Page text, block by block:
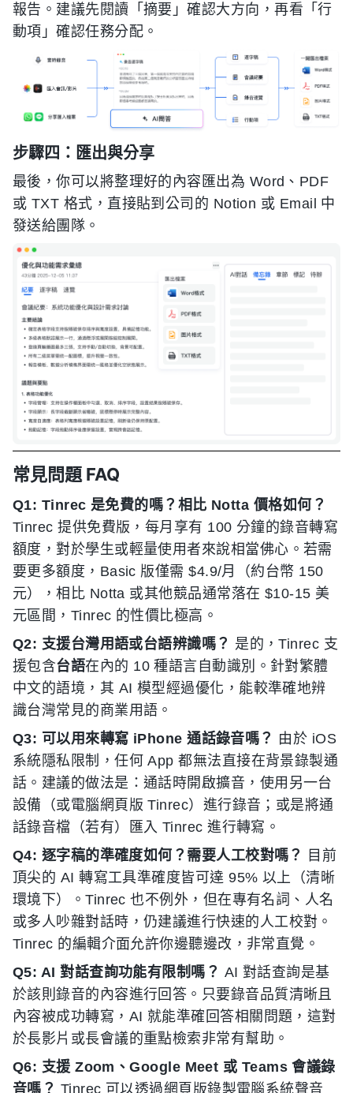
報告。建議先閱讀「摘要」確認大方向，再看「行
動項」確認任務分配。
步驟四：匯出與分享
最後，你可以將整理好的內容匯出為 Word、PDF
或 TXT 格式，直接貼到公司的 Notion 或 Email 中
發送給團隊。
常見問題 FAQ
Q1: Tinrec 是免費的嗎？相比 Notta 價格如何？
Tinrec 提供免費版，每月享有 100 分鐘的錄音轉寫
額度，對於學生或輕量使用者來說相當佛心。若需
要更多額度，Basic 版僅需 $4.9/月（約台幣 150
元），相比 Notta 或其他競品通常落在 $10-15 美
元區間，Tinrec 的性價比極高。
Q2: 支援台灣用語或台語辨識嗎？ 是的，Tinrec 支
援包含台語在內的 10 種語言自動識別。針對繁體
中文的語境，其 AI 模型經過優化，能較準確地辨
識台灣常見的商業用語。
Q3: 可以用來轉寫 iPhone 通話錄音嗎？ 由於 iOS
系統隱私限制，任何 App 都無法直接在背景錄製通
話。建議的做法是：通話時開啟擴音，使用另一台
設備（或電腦網頁版 Tinrec）進行錄音；或是將通
話錄音檔（若有）匯入 Tinrec 進行轉寫。
Q4: 逐字稿的準確度如何？需要人工校對嗎？
目前
頂尖的 AI 轉寫工具準確度皆可達 95% 以上（清晰
環境下）。Tinrec 也不例外，但在專有名詞、人名
或多人吵雜對話時，仍建議進行快速的人工校對。
Tinrec 的編輯介面允許你邊聽邊改，非常直覺。
Q5: AI 對話查詢功能有限制嗎？ AI 對話查詢是基
於該則錄音的內容進行回答。只要錄音品質清晰且
內容被成功轉寫，AI 就能準確回答相關問題，這對
於長影片或長會議的重點檢索非常有幫助。
Q6: 支援 Zoom、Google Meet 或 Teams 會議錄
音嗎？ Tinrec 可以透過網頁版錄製電腦系統聲音